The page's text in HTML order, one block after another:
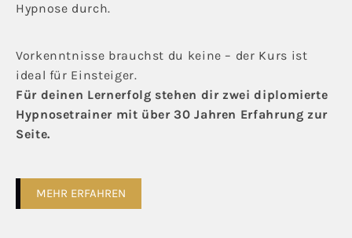
Hypnose durch.
Vorkenntnisse brauchst du keine – der Kurs ist
ideal für Einsteiger.
Für deinen Lernerfolg stehen dir zwei diplomierte
Hypnosetrainer mit über 30 Jahren Erfahrung zur
Seite.
MEHR ERFAHREN